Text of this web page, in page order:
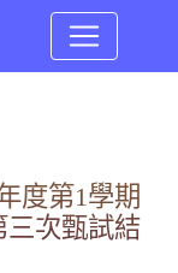
度第1學期
三次甄試結